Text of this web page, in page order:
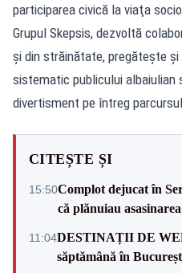
participarea civică la viaţa
Grupul Skepsis, dezvoltă
şi din străinătate, pregăteşte
sistematic publicului
divertisment pe întreg
CITEȘTE ȘI
15:50Complot dejucat în
că plănuiau
11:04DESTINAȚII DE
săptămână în